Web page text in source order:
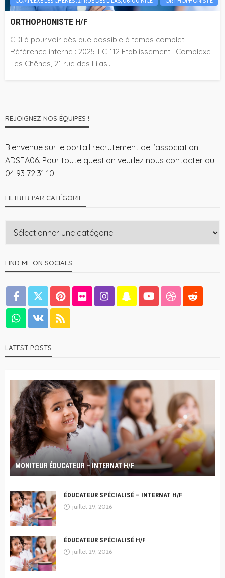
ORTHOPHONISTE H/F
CDI à pourvoir dès que possible à temps complet
Référence interne : 2025-LC-112 Etablissement : Complexe
Les Chênes, 21 rue des Lilas...
REJOIGNEZ NOS ÉQUIPES !
Bienvenue sur le portail recrutement de l’association
ADSEA06. Pour toute question veuillez nous contacter au
04 93 72 31 10.
FILTRER PAR CATÉGORIE :
FIND ME ON SOCIALS
LATEST POSTS
MONITEUR ÉDUCATEUR – INTERNAT H/F
ÉDUCATEUR SPÉCIALISÉ – INTERNAT H/F
juillet 29, 2026
ÉDUCATEUR SPÉCIALISÉ H/F
juillet 29, 2026